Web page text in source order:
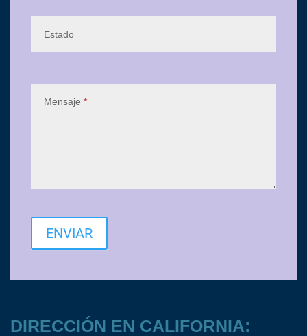
Estado
Mensaje *
ENVIAR
DIRECCIÓN EN CALIFORNIA: